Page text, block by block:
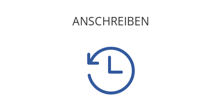
ANSCHREIBEN
